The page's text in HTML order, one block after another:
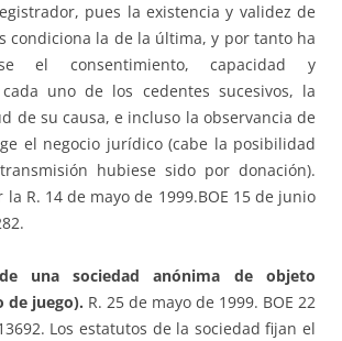
pues la existencia y validez de
condiciona la de la última, y por tanto ha
el consentimiento, capacidad y
uno de los cedentes sucesivos, la
de su causa, e incluso la observancia de
el negocio jurídico (cabe la posibilidad
hubiese sido por donación).
la R. 14 de mayo de 1999.BOE 15 de junio
una sociedad anónima de objeto
de juego). R. 25 de mayo de 1999. BOE 22
Los estatutos de la sociedad fijan el